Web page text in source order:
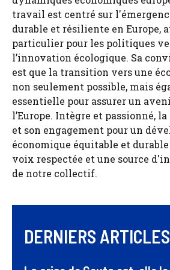
travail est centré sur
durable et résiliente en Europe,
particulier pour les politiques
l’innovation écologique. Sa
est que la transition vers une
non seulement possible, mais
essentielle pour assurer un
l’Europe. Intègre et passionné,
et son engagement pour un
économique équitable et
voix respectée et une source
de notre collectif.
DERNIERS ARTICLES